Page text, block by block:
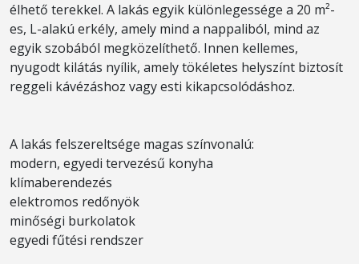
élhető terekkel. A lakás egyik különlegessége a 20 m²-
es, L-alakú erkély, amely mind a nappaliból, mind az
egyik szobából megközelíthető. Innen kellemes,
nyugodt kilátás nyílik, amely tökéletes helyszínt biztosít
reggeli kávézáshoz vagy esti kikapcsolódáshoz.
A lakás felszereltsége magas színvonalú:
modern, egyedi tervezésű konyha
klímaberendezés
elektromos redőnyök
minőségi burkolatok
egyedi fűtési rendszer